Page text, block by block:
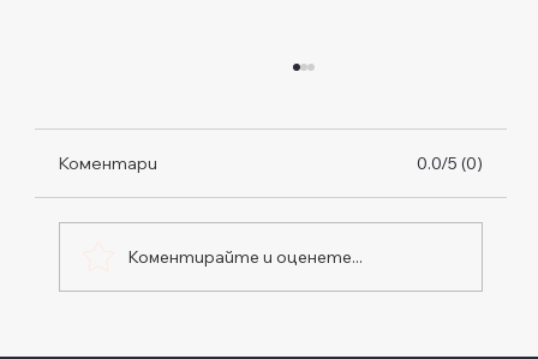
Коментари 0.0/5 (0)
Коментирайте и оценете...